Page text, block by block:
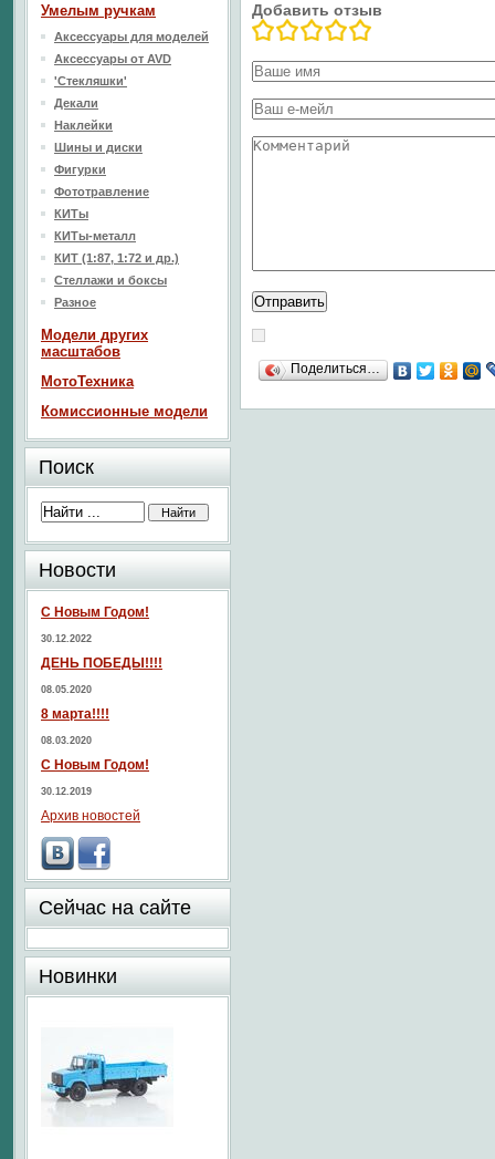
Добавить отзыв
Поделиться…
Умелым ручкам
Аксессуары для моделей
Аксессуары от AVD
'Стекляшки'
Декали
Наклейки
Шины и диски
Фигурки
Фототравление
КИТы
КИТы-металл
КИТ (1:87, 1:72 и др.)
Стеллажи и боксы
Разное
Модели других
масштабов
МотоТехника
Комиссионные модели
Поиск
Новости
С Новым Годом!
30.12.2022
ДЕНЬ ПОБЕДЫ!!!!
08.05.2020
8 марта!!!!
08.03.2020
С Новым Годом!
30.12.2019
Архив новостей
Сейчас на сайте
Новинки